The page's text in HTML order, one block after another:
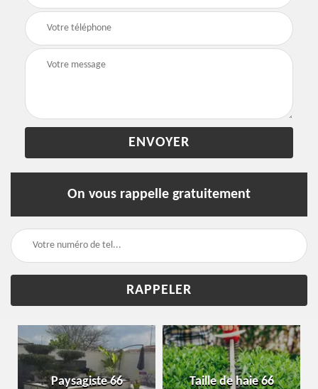
On vous rappelle gratuitement
Paysagiste 66 Taille de haie 66